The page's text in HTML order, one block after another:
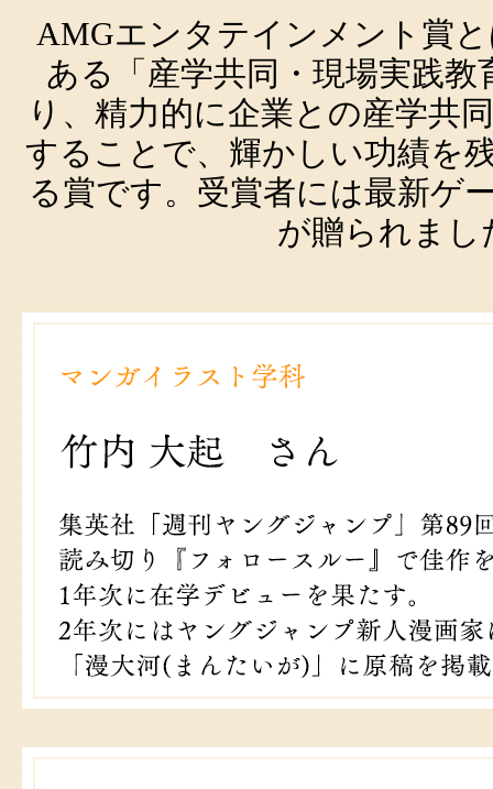
AMGエンタテインメント賞
ある「産学共同・現場実践
り、精力的に企業との産学共
することで、 輝かしい功績を
る賞です。受賞者には最新ゲ
が贈られまし